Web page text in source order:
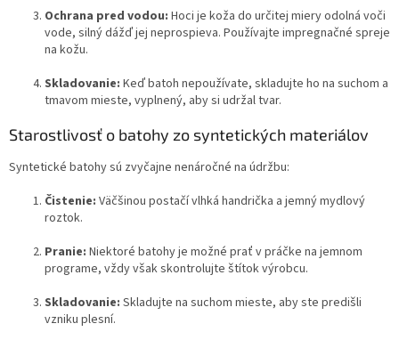
Ochrana pred vodou: Hoci je koža do určitej miery odolná voči
vode, silný dážď jej neprospieva. Používajte impregnačné spreje
na kožu.
Skladovanie: Keď batoh nepoužívate, skladujte ho na suchom a
tmavom mieste, vyplnený, aby si udržal tvar.
Starostlivosť o batohy zo syntetických materiálov
Syntetické batohy sú zvyčajne nenáročné na údržbu:
Čistenie: Väčšinou postačí vlhká handrička a jemný mydlový
roztok.
Pranie: Niektoré batohy je možné prať v práčke na jemnom
programe, vždy však skontrolujte štítok výrobcu.
Skladovanie: Skladujte na suchom mieste, aby ste predišli
vzniku plesní.